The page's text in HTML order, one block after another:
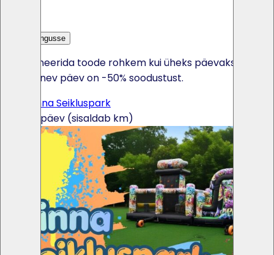
Lisa päringusse
Kui broneerida toode rohkem kui üheks päevaks, siis
iga järgnev päev on -50% soodustust.
UUS! Linna Seikluspark
220€ / päev (sisaldab km)